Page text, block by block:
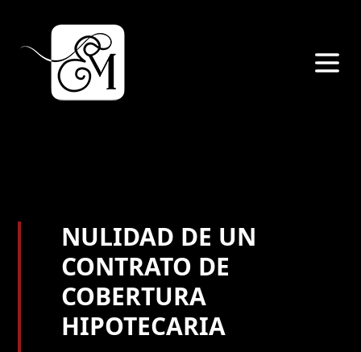
NULIDAD DE UN
CONTRATO DE
COBERTURA
HIPOTECARIA